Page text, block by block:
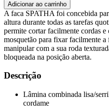
A faca SPATHA foi concebida
altura durante todas as tarefas
permite cortar facilmente cordas
mosquetão para fixar facilmente a
manipular com a sua roda
bloqueada na posição aberta.
Descrição
Lâmina combinada lisa/
cordame